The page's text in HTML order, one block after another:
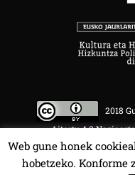
2018
Aitortu 4.0
Web gune honek
hobetzeko. Konforme